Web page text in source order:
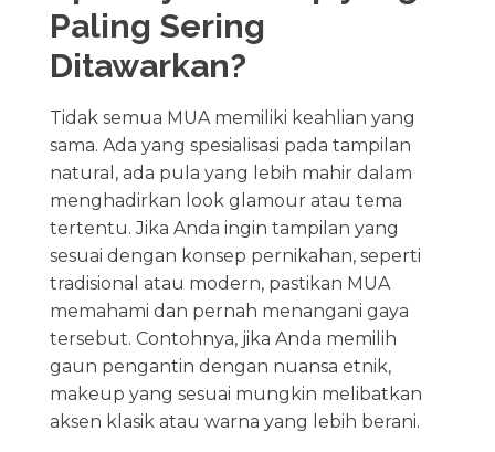
Paling Sering
Ditawarkan?
Tidak semua MUA memiliki keahlian yang
sama. Ada yang spesialisasi pada tampilan
natural, ada pula yang lebih mahir dalam
menghadirkan look glamour atau tema
tertentu. Jika Anda ingin tampilan yang
sesuai dengan konsep pernikahan, seperti
tradisional atau modern, pastikan MUA
memahami dan pernah menangani gaya
tersebut. Contohnya, jika Anda memilih
gaun pengantin dengan nuansa etnik,
makeup yang sesuai mungkin melibatkan
aksen klasik atau warna yang lebih berani.